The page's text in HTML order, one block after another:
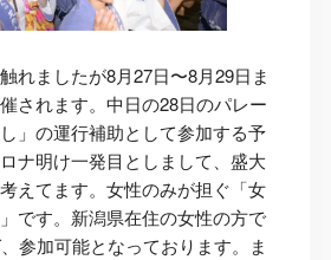
れましたが8月27日〜8月29日ま
されます。中日の28日のパレー
」の運行補助として参加する予
ナ明け一発目としまして、盛大
えてます。女性のみが担ぐ「女
です。新潟県在住の女性の方で
参加可能となっております。ま